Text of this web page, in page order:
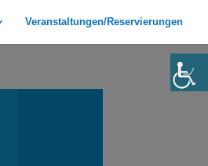
Veranstaltungen/Reservierungen